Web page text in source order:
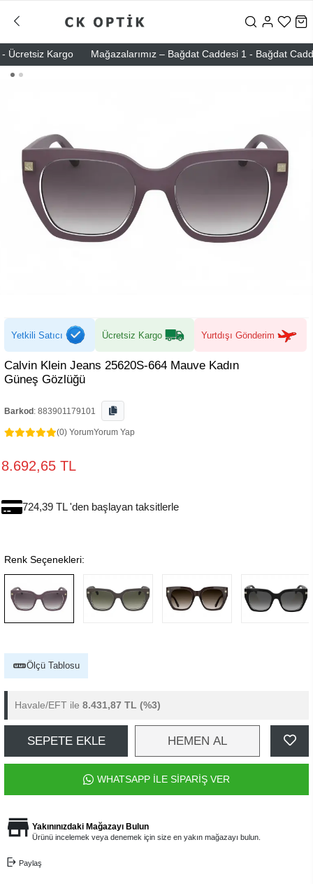
Kargo Mağazalarımız – Bağdat Caddesi 1 - Bağdat
Yetkili Satıcı Ücretsiz Kargo Yurtdışı Gönderim
Calvin Klein Jeans 25620S-664 Mauve Kadın
Güneş Gözlüğü
Barkod : 883901179101
(0) YorumYorum Yap
8.692,65 TL
724,39 TL 'den başlayan taksitlerle
Renk Seçenekleri:
Ölçü Tablosu
Havale/EFT ile 8.431,87 TL (%3)
SEPETE EKLE HEMEN AL
WHATSAPP İLE SİPARİŞ VER
Yakınınızdaki Mağazayı Bulun
Ürünü incelemek veya denemek için size en yakın mağazayı bulun.
Paylaş